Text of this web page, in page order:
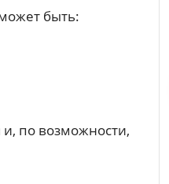
быть:
по возможности,